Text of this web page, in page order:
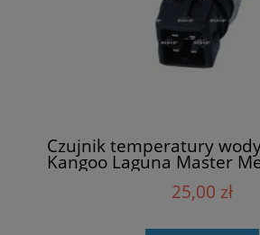
Czujnik temperatury
Kangoo Laguna Master
Trafic Twingo Vel Satis
25,00 zł